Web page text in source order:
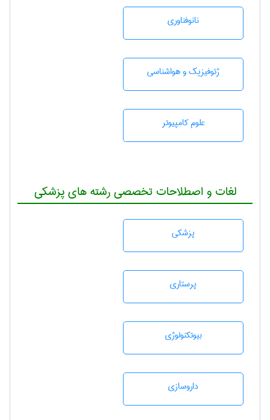
نانوفناوری
ژئوفيزيك و هواشناسی
علوم کامپیوتر
لغات و اصطلاحات تخصصی رشته های پزشکی
پزشكی
پرستاری
بيوتكنولوژی
داروسازی